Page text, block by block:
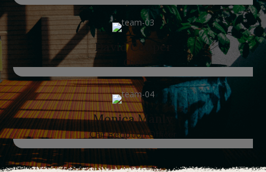
David Cooper
Chef
Monica Manly
Chif Reciption Officer